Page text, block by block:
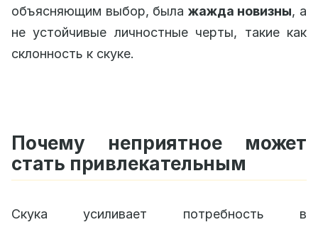
объясняющим выбор, была жажда новизны, а
не устойчивые личностные черты, такие как
склонность к скуке.
Почему неприятное может
стать привлекательным
Скука усиливает потребность в